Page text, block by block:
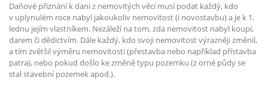
Daňové přiznání k dani z nemovitých věcí musí podat každý, kdo
v uplynulém roce nabyl jakoukoliv nemovitost (i novostavbu) a je k 1.
lednu jejím vlastníkem. Nezáleží na tom, zda nemovitost nabyl koupí,
darem či dědictvím. Dále každý, kdo svoji nemovitost výrazněji změnil,
a tím zvětšil výměru nemovitosti (přestavba nebo například přístavba
patra), nebo pokud došlo ke změně typu pozemku (z orné půdy se
stal stavební pozemek apod.).